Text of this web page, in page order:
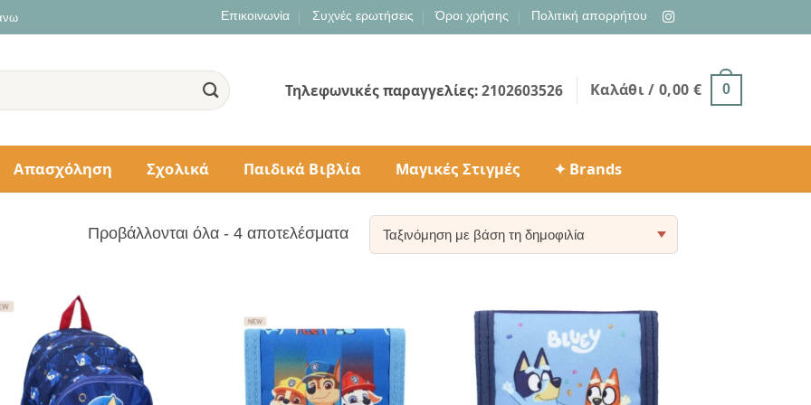
Επικοινωνία Συχνές ερωτήσεις Όροι χρήσης Πολιτική απορρήτου
Τηλεφωνικές παραγγελίες:2102603526 Καλάθι / 0,00 € 0
Απασχόληση Σχολικά Παιδικά Βιβλία Μαγικές Στιγμές ✦ Brands
Προβάλλονται όλα - 4 αποτελέσματαSorted